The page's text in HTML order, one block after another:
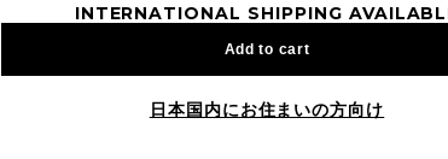
INTERNATIONAL SHIPPING
Add to cart
日本国内にお住まいの方向け